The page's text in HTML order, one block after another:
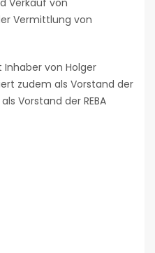
Verkauf von
Vermittlung von
Inhaber von Holger
zudem als Vorstand der
Vorstand der REBA